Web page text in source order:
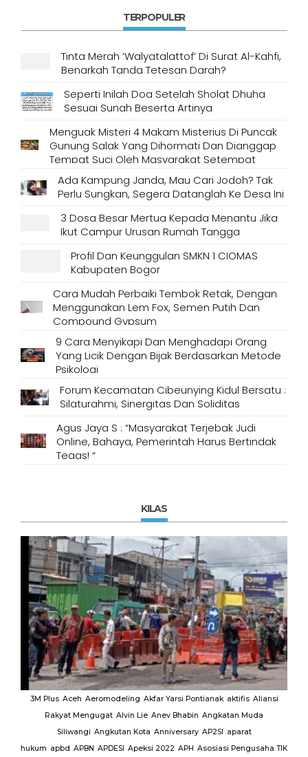
TERPOPULER
Tinta Merah ‘Walyatalattof’ Di Surat Al-Kahfi,
Benarkah Tanda Tetesan Darah?
Seperti Inilah Doa Setelah Sholat Dhuha
Sesuai Sunah Beserta Artinya
Menguak Misteri 4 Makam Misterius Di Puncak
Gunung Salak Yang Dihormati Dan Dianggap
Tempat Suci Oleh Masyarakat Setempat
Ada Kampung Janda, Mau Cari Jodoh? Tak
Perlu Sungkan, Segera Datanglah Ke Desa Ini
3 Dosa Besar Mertua Kepada Menantu Jika
Ikut Campur Urusan Rumah Tangga
Profil Dan Keunggulan SMKN 1 CIOMAS
Kabupaten Bogor
Cara Mudah Perbaiki Tembok Retak, Dengan
Menggunakan Lem Fox, Semen Putih Dan
Compound Gypsum
9 Cara Menyikapi Dan Menghadapi Orang
Yang Licik Dengan Bijak Berdasarkan Metode
Psikologi
Forum Kecamatan Cibeunying Kidul Bersatu :
Silaturahmi, Sinergitas Dan Soliditas
Agus Jaya S : “Masyarakat Terjebak Judi
Online, Bahaya, Pemerintah Harus Bertindak
Tegas! “
KILAS
3M Plus Aceh Aeromodeling Akfar Yarsi Pontianak aktifis Aliansi
Rakyat Mengugat Alvin Lie Anev Bhabin Angkatan Muda
Siliwangi Angkutan Kota Anniversary AP2SI aparat
hukum apbd APBN APDESI Apeksi 2022 APH Asosiasi Pengusaha TIK